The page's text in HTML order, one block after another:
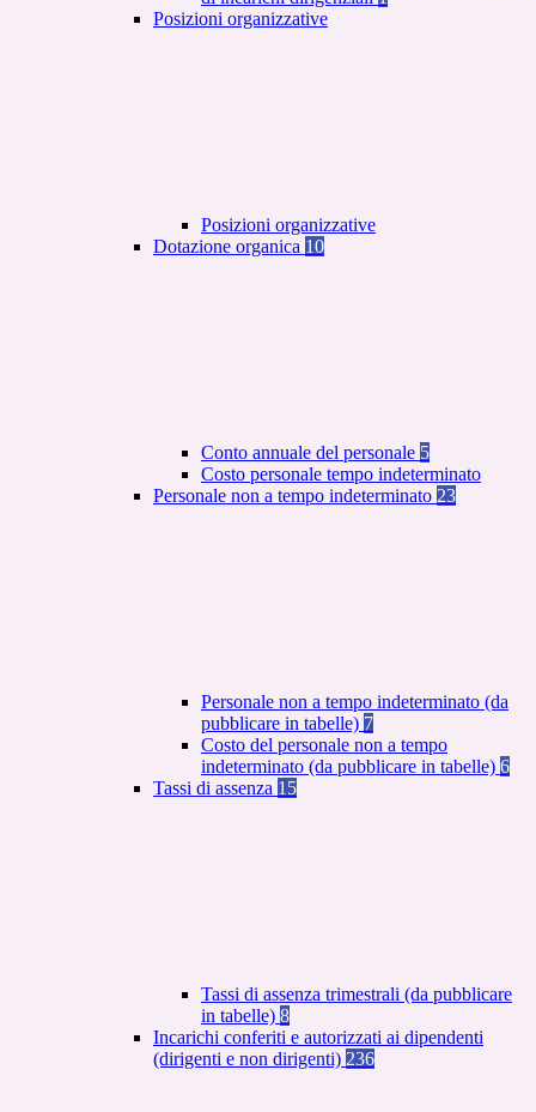
Posizioni organizzative
Posizioni organizzative
Dotazione organica 10
Conto annuale del personale 5
Costo personale tempo indeterminato
Personale non a tempo indeterminato 23
Personale non a tempo indeterminato (da
pubblicare in tabelle) 7
Costo del personale non a tempo
indeterminato (da pubblicare in tabelle) 6
Tassi di assenza 15
Tassi di assenza trimestrali (da pubblicare
in tabelle) 8
Incarichi conferiti e autorizzati ai dipendenti
(dirigenti e non dirigenti) 236